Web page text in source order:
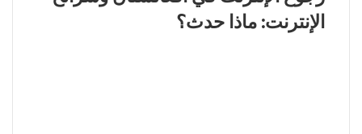
الإنترنت: ماذا حدث؟